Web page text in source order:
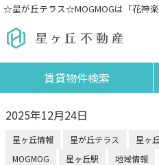
☆星が丘テラス☆MOGMOGは「花神
賃貸物件検索
2025年12月24日
星ヶ丘情報 星が丘テラス 星ヶ
MOGMOG
星ヶ丘駅 地域情報